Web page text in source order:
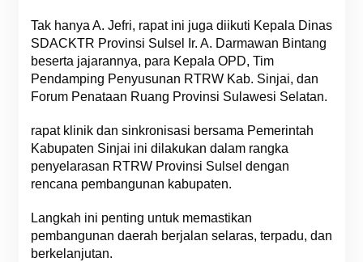
Tak hanya A. Jefri, rapat ini juga diikuti Kepala Dinas
SDACKTR Provinsi Sulsel Ir. A. Darmawan Bintang
beserta jajarannya, para Kepala OPD, Tim
Pendamping Penyusunan RTRW Kab. Sinjai, dan
Forum Penataan Ruang Provinsi Sulawesi Selatan.
rapat klinik dan sinkronisasi bersama Pemerintah
Kabupaten Sinjai ini dilakukan dalam rangka
penyelarasan RTRW Provinsi Sulsel dengan
rencana pembangunan kabupaten.
Langkah ini penting untuk memastikan
pembangunan daerah berjalan selaras, terpadu, dan
berkelanjutan.